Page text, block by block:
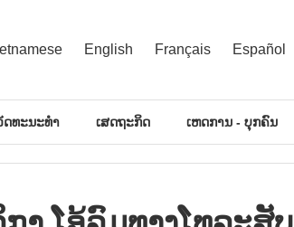
English Français Español
ດທະນະທຳ ເສດຖະກິດ ເຫດການ - ບຸກຄົນ